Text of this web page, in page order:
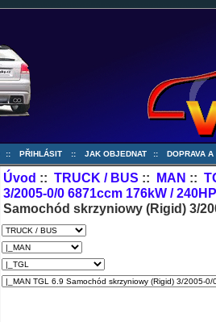
:: PŘIHLÁSIT :: JAK OBJEDNAT :: DOPRAVA A
Úvod ::TRUCK / BUS :: MAN ::
3/2005-0/0 6871ccm 176kW /
Samochód skrzyniowy (Rigid) 3/